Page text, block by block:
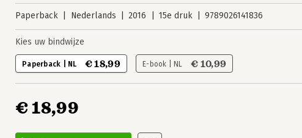
Paperback Nederlands 2016 15e druk 9789026141836
Kies uw bindwijze
Paperback | NL € 18,99 E-book | NL € 10,99
€ 18,99